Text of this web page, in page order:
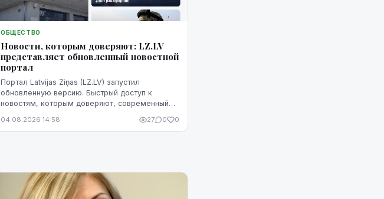
ОБЩЕСТВО
Новости, которым доверяют: LZ.LV
представляет обновленный новостной
портал
Портал Latvijas Ziņas (LZ.LV) запустил
обновленную версию. Быстрый доступ к
новостям, которым доверяют, современный
04.08.2026 14:58 27 0 0